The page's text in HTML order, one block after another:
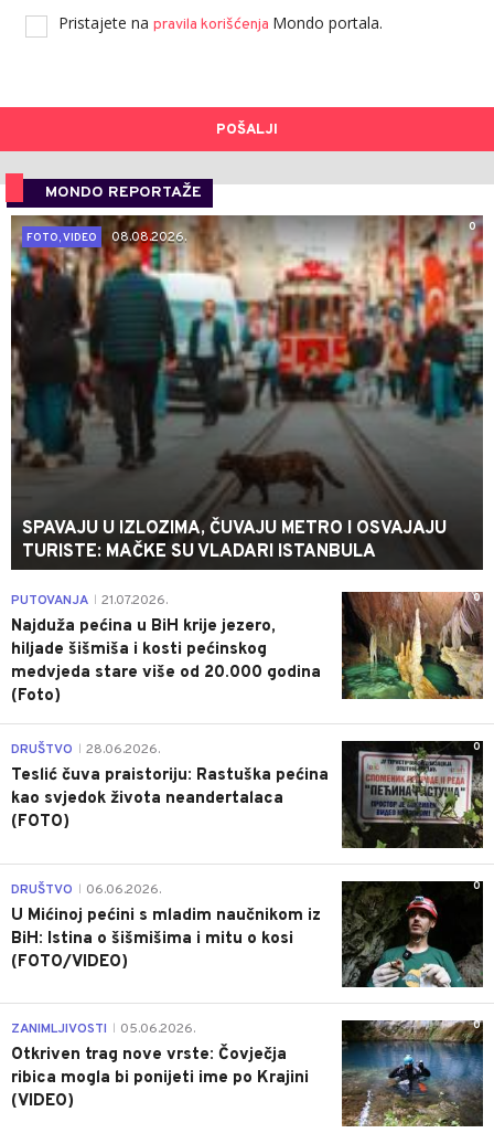
Pristajete na pravila korišćenja Mondo portala.
POŠALJI
MONDO REPORTAŽE
0
FOTO, VIDEO
08.08.2026.
SPAVAJU U IZLOZIMA, ČUVAJU METRO I OSVAJAJU
TURISTE: MAČKE SU VLADARI ISTANBULA
0
PUTOVANJA 21.07.2026.
Najduža pećina u BiH krije jezero,
hiljade šišmiša i kosti pećinskog
medvjeda stare više od 20.000 godina
(Foto)
0
DRUŠTVO 28.06.2026.
Teslić čuva praistoriju: Rastuška pećina
kao svjedok života neandertalaca
(FOTO)
0
DRUŠTVO 06.06.2026.
U Mićinoj pećini s mladim naučnikom iz
BiH: Istina o šišmišima i mitu o kosi
(FOTO/VIDEO)
0
ZANIMLJIVOSTI 05.06.2026.
Otkriven trag nove vrste: Čovječja
ribica mogla bi ponijeti ime po Krajini
(VIDEO)